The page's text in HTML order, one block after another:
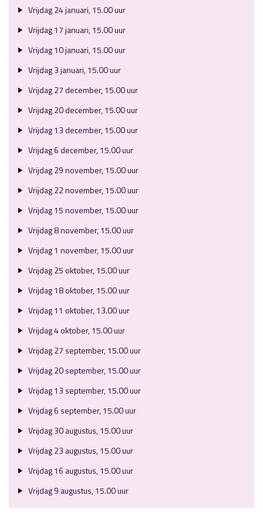
Vrijdag 24 januari, 15.00 uur
Vrijdag 17 januari, 15.00 uur
Vrijdag 10 januari, 15.00 uur
Vrijdag 3 januari, 15.00 uur
Vrijdag 27 december, 15.00 uur
Vrijdag 20 december, 15.00 uur
Vrijdag 13 december, 15.00 uur
Vrijdag 6 december, 15.00 uur
Vrijdag 29 november, 15.00 uur
Vrijdag 22 november, 15.00 uur
Vrijdag 15 november, 15.00 uur
Vrijdag 8 november, 15.00 uur
Vrijdag 1 november, 15.00 uur
Vrijdag 25 oktober, 15.00 uur
Vrijdag 18 oktober, 15.00 uur
Vrijdag 11 oktober, 13.00 uur
Vrijdag 4 oktober, 15.00 uur
Vrijdag 27 september, 15.00 uur
Vrijdag 20 september, 15.00 uur
Vrijdag 13 september, 15.00 uur
Vrijdag 6 september, 15.00 uur
Vrijdag 30 augustus, 15.00 uur
Vrijdag 23 augustus, 15.00 uur
Vrijdag 16 augustus, 15.00 uur
Vrijdag 9 augustus, 15.00 uur